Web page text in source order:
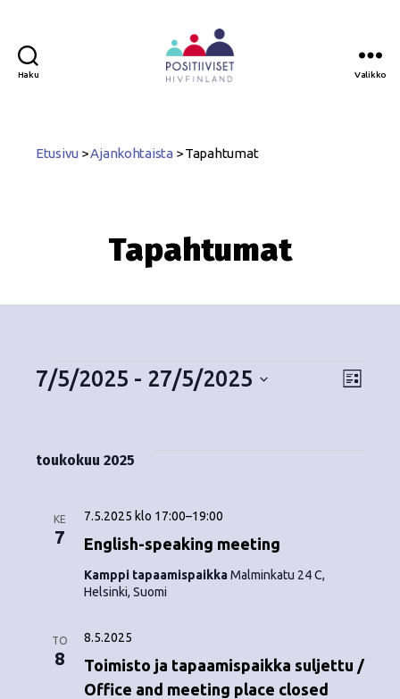
Haku Valikko
Etusivu >Ajankohtaista >Tapahtumat
Tapahtumat
N
a
T
V
L
7/5/2025 - 27/5/2025
i
toukokuu 2025
KE
7 English-speaking meeting
7.5.2025 klo 17:00–19:00
Kamppi tapaamispaikkaMalminkatu 24 C,
Helsinki, Suomi
TO
8
Toimisto ja tapaamispaikka suljettu /
Office and meeting place closed
8.5.2025